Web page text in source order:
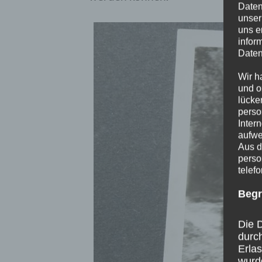
uns
Wir
und
Aus
Die